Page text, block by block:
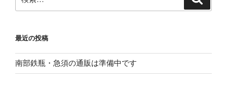
索:
最近の投稿
南部鉄瓶・急須の通販は準備中です